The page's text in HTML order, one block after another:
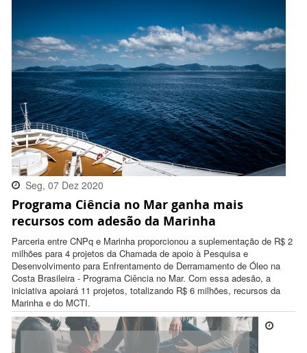
Seg, 07 Dez 2020
12:31:00 -0300
Programa Ciência no Mar ganha mais
recursos com adesão da Marinha
Parceria entre CNPq e Marinha proporcionou a suplementação de R$ 2
milhões para 4 projetos da Chamada de apoio à Pesquisa e
Desenvolvimento para Enfrentamento de Derramamento de Óleo na
Costa Brasileira - Programa Ciência no Mar. Com essa adesão, a
iniciativa apoiará 11 projetos, totalizando R$ 6 milhões, recursos da
Marinha e do MCTI.